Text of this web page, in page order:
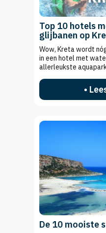
Top 10 hotels
glijbanen op
Wow, Kreta wordt
in een hotel met
allerleukste
•
De 10 mooiste